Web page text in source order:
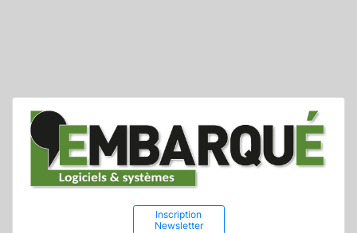
Inscription
Newsletter